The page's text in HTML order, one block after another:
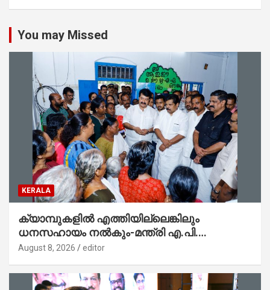
You may Missed
KERALA
ക്യാമ്പുകളിൽ എത്തിയില്ലെങ്കിലും
ധനസഹായം നൽകും-മന്ത്രി എ.പി.
അനിൽകുമാർ
August 8, 2026 editor